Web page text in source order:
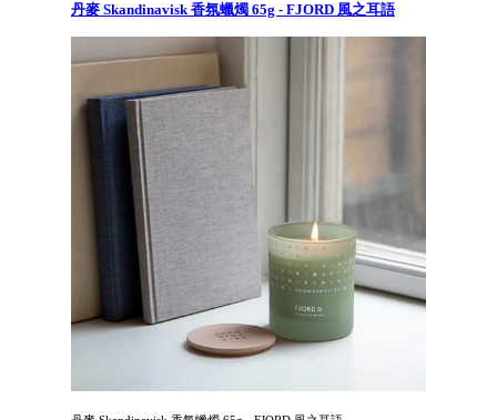
丹麥 Skandinavisk 香氛蠟燭 65g - FJORD 風之耳語